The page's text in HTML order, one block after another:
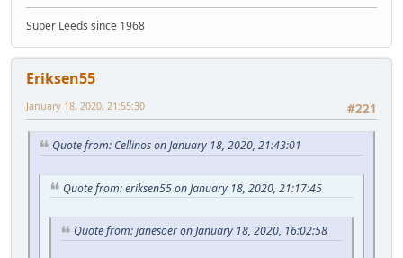
Super Leeds since 1968
Eriksen55
#221
January 18, 2020, 21:55:30
Quote from: Cellinos on January 18, 2020, 21:43:01
Quote from: eriksen55 on January 18, 2020, 21:17:45
Quote from: janesoer on January 18, 2020, 16:02:58